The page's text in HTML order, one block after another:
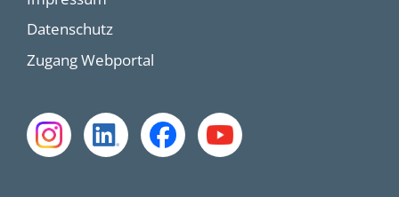
Datenschutz
Zugang Webportal